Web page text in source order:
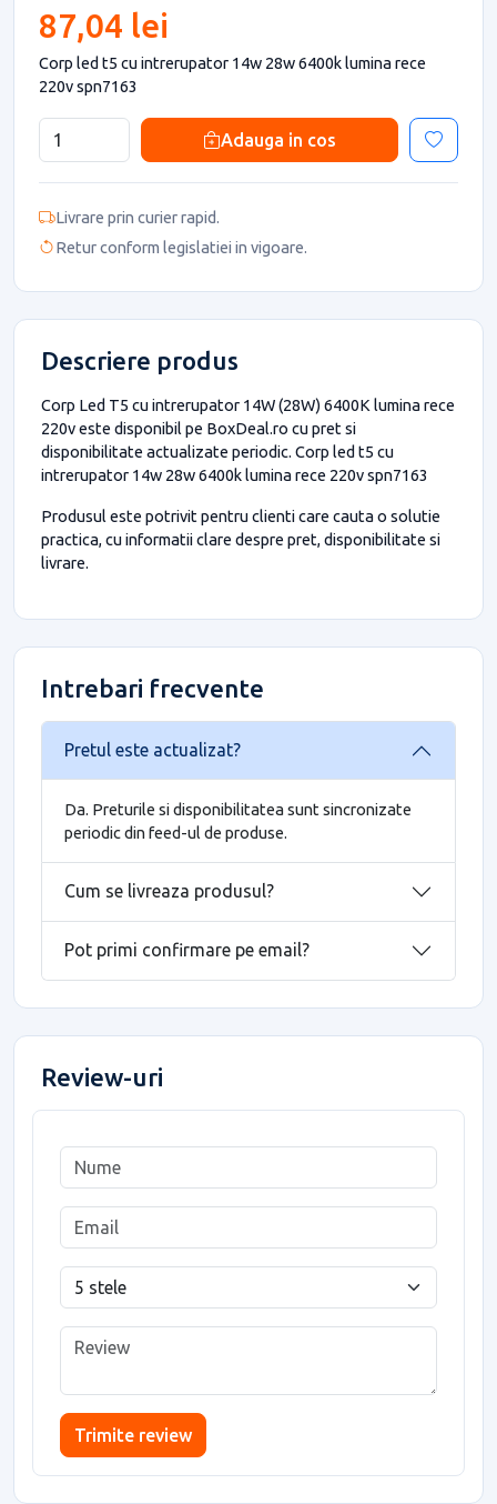
87,04 lei
Corp led t5 cu intrerupator 14w 28w 6400k lumina rece
220v spn7163
Adauga in cos
Livrare prin curier rapid.
Retur conform legislatiei in vigoare.
Descriere produs
Corp Led T5 cu intrerupator 14W (28W) 6400K lumina rece
220v este disponibil pe BoxDeal.ro cu pret si
disponibilitate actualizate periodic. Corp led t5 cu
intrerupator 14w 28w 6400k lumina rece 220v spn7163
Produsul este potrivit pentru clienti care cauta o solutie
practica, cu informatii clare despre pret, disponibilitate si
livrare.
Intrebari frecvente
Pretul este actualizat?
Da. Preturile si disponibilitatea sunt sincronizate
periodic din feed-ul de produse.
Cum se livreaza produsul?
Pot primi confirmare pe email?
Review-uri
Trimite review